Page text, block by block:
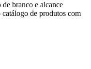
branco e alcance
catálogo de produtos com